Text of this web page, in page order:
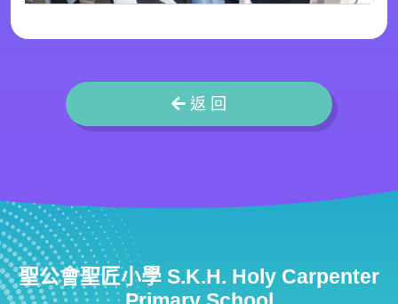
返 回
聖公會聖匠小學 S.K.H. Holy Carpenter